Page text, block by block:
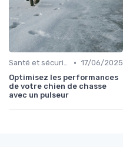
Santé et sécurité pendant la chasse • 17/06/2025
Optimisez les performances
de votre chien de chasse
avec un pulseur